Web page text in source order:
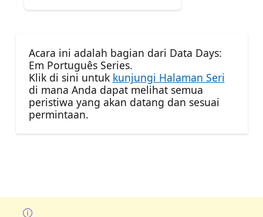
Acara ini adalah bagian dari Data Days:
Em Português Series.
Klik di sini untuk kunjungi Halaman Seri
di mana Anda dapat melihat semua
peristiwa yang akan datang dan sesuai
permintaan.